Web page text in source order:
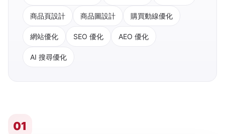
商品頁設計 商品圖設計 購買動線優化
網站優化 SEO 優化 AEO 優化
AI 搜尋優化
01